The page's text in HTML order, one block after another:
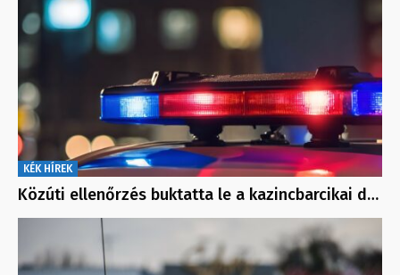
KÉK HÍREK
Közúti ellenőrzés buktatta le a kazincbarcikai d…